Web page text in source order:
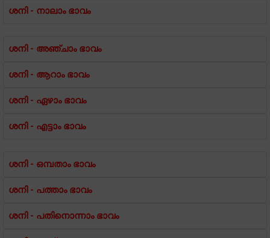
ശനി - നാലാം ഭാവം
ശനി - അഞ്ചാം ഭാവം
ശനി - ആറാം ഭാവം
ശനി - ഏഴാം ഭാവം
ശനി - എട്ടാം ഭാവം
ശനി - ഒമ്പതാം ഭാവം
ശനി - പത്താം ഭാവം
ശനി - പതിനൊന്നാം ഭാവം